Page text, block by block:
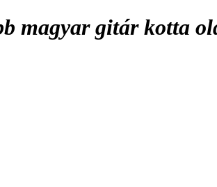
magyar gitár kotta